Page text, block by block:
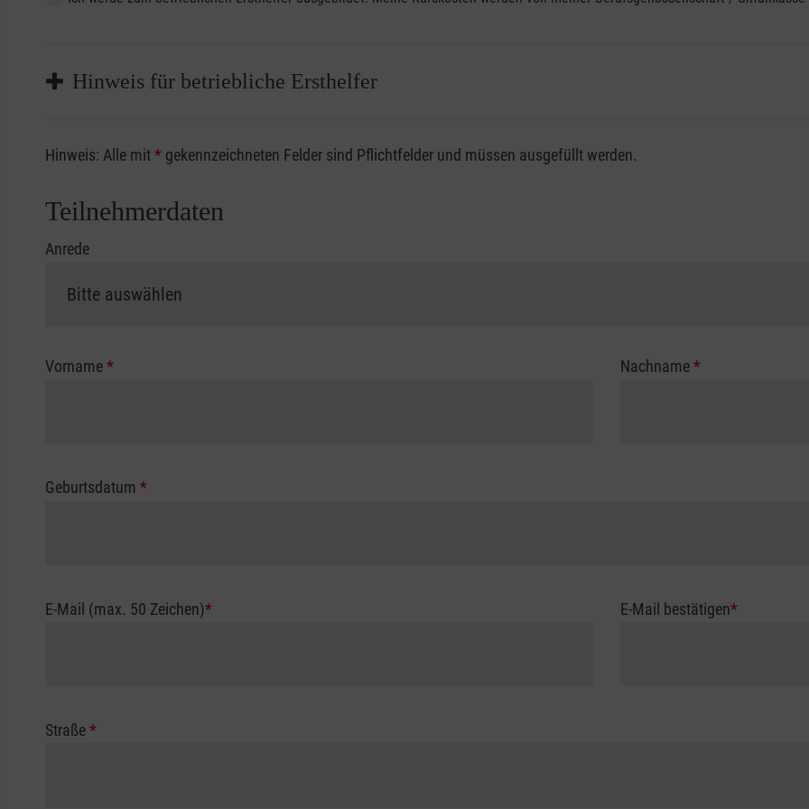
Hinweis für betriebliche Ersthelfer
Sofern Sie ein Kostenübernahmeverfahren Ihrer Berufsgenossenschaft / Unfallkasse nutzen, beachten Sie bitte,
vorliegen müssen. Andernfalls erfolgt eine Abrechnung der vollen Kursgebühr als Selbstzahler.
Hinweis: Alle mit* gekennzeichneten Felder sind Pflichtfelder und müssen ausgefüllt werden.
Teilnehmerdaten
Anrede
Vorname* Nachname*
Geburtsdatum *
E-Mail (max. 50 Zeichen)* E-Mail bestätigen*
Straße*